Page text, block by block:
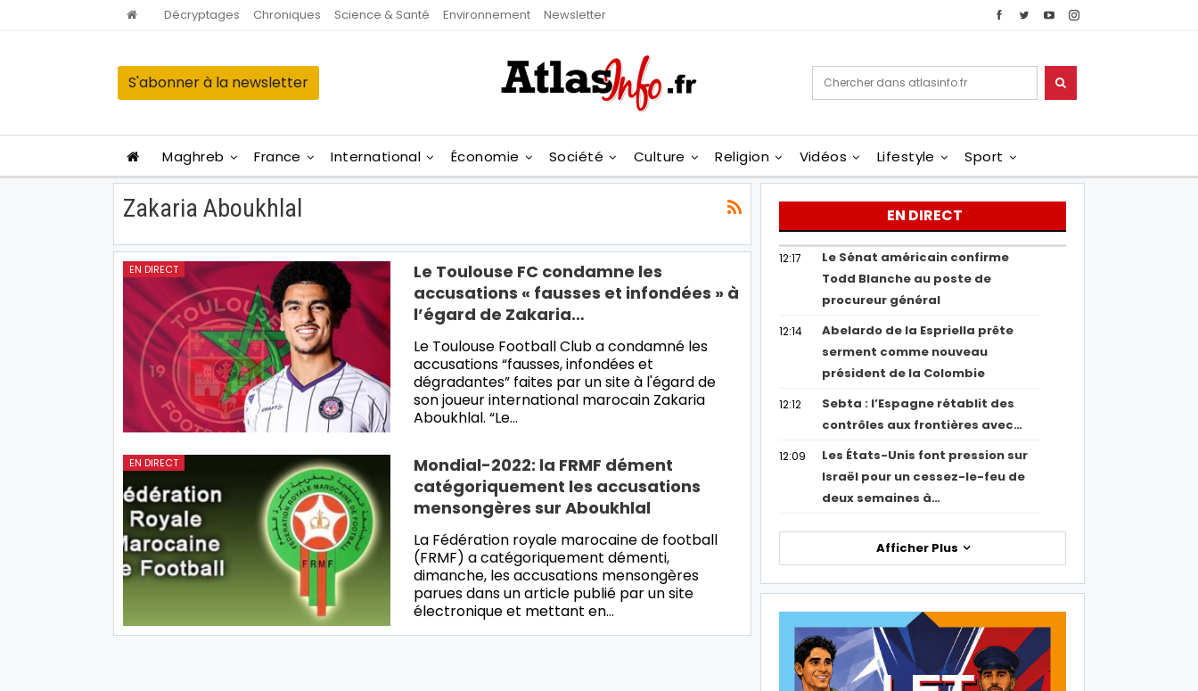
Décryptages Chroniques Science & Santé Environnement Newsletter
S'abonner à la newsletter
Maghreb France International Économie Société Culture Religion Vidéos Lifestyle Sport
Zakaria Aboukhlal
EN DIRECT
Le Toulouse FC condamne les
accusations « fausses et infondées » à
l’égard de Zakaria…
Le Toulouse Football Club a condamné les
accusations “fausses, infondées et
dégradantes” faites par un site à l'égard de
son joueur international marocain Zakaria
Aboukhlal. “Le…
EN DIRECT
Mondial-2022: la FRMF dément
catégoriquement les accusations
mensongères sur Aboukhlal
La Fédération royale marocaine de football
(FRMF) a catégoriquement démenti,
dimanche, les accusations mensongères
parues dans un article publié par un site
électronique et mettant en…
EN DIRECT
12:17
Le Sénat américain confirme
Todd Blanche au poste de
procureur général
12:14
Abelardo de la Espriella prête
serment comme nouveau
président de la Colombie
12:12
Sebta : l’Espagne rétablit des
contrôles aux frontières avec…
12:09
Les États-Unis font pression sur
Israël pour un cessez-le-feu de
deux semaines à…
Afficher Plus